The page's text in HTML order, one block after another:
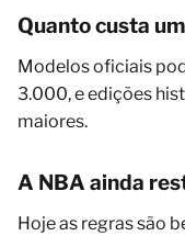
Quanto custa
Modelos oficiais
3.000, e edições
maiores.
A NBA ainda
Hoje as regras são